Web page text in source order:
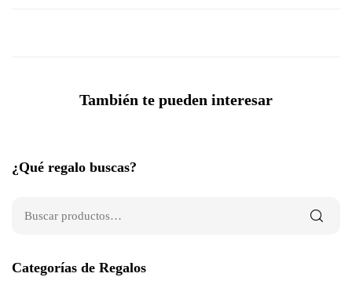
También te pueden interesar
¿Qué regalo buscas?
Categorías de Regalos